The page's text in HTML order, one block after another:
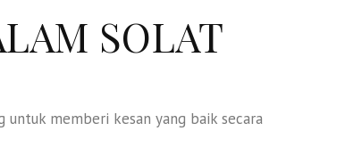
SOLAT
memberi kesan yang baik secara